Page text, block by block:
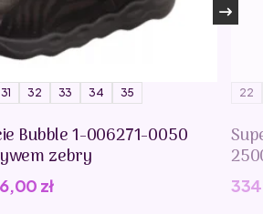
31 32 33 34 35
Bubble 1-006271-0050
zebry
zł
22